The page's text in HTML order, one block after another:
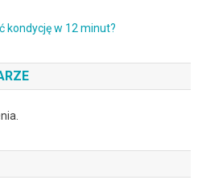
kondycję w 12 minut?